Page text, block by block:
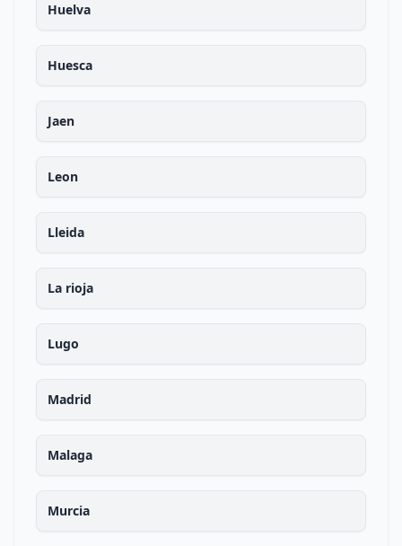
Huelva
Huesca
Jaen
Leon
Lleida
La rioja
Lugo
Madrid
Malaga
Murcia